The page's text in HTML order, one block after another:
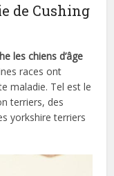
de Cushing
les chiens d’âge
races ont
maladie. Tel est le
terriers, des
yorkshire terriers